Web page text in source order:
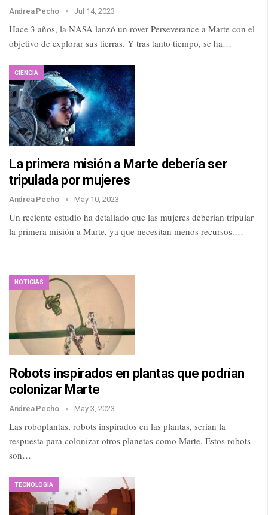
Andrea Pecho Jul 14, 2023
Hace 3 años, la NASA lanzó un rover Perseverance a Marte con el
objetivo de explorar sus tierras. Y tras tanto tiempo, se ha…
CIENCIA
La primera misión a Marte debería ser
tripulada por mujeres
Andrea Pecho May 10, 2023
Un reciente estudio ha detallado que las mujeres deberían tripular
la primera misión a Marte, ya que necesitan menos recursos.…
NOTICIAS
Robots inspirados en plantas que podrían
colonizar Marte
Andrea Pecho May 3, 2023
Las roboplantas, robots inspirados en las plantas, serían la
respuesta para colonizar otros planetas como Marte. Estos robots
son…
TECNOLOGÍA